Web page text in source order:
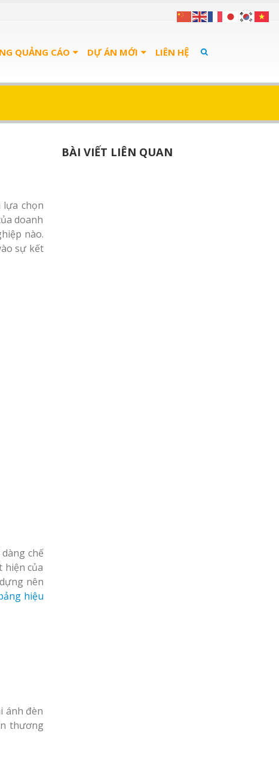
QUẢNG CÁO DỰ ÁN MỚI LIÊN HỆ
lựa chọn
doanh
nào.
sự kết
chế
hiện của
nên
hiệu
ánh đèn
thương
BÀI VIẾT LIÊN QUAN